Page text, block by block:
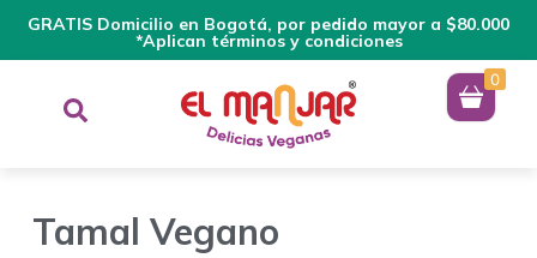
GRATIS Domicilio en Bogotá, por pedido mayor a $80.000
*Aplican términos y condiciones
Tamal Vegano
0